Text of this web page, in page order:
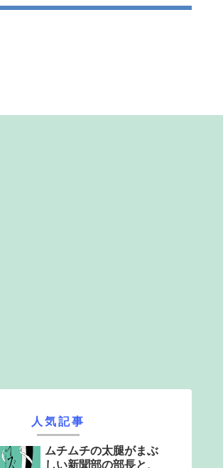
人気記事
ムチムチの太腿がまぶ
しい新聞部の部長と、